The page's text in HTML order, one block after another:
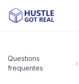
Questions
frequentes
›